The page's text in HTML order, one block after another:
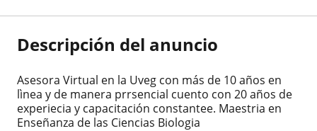
Descripción del anuncio
Asesora Virtual en la Uveg con más de 10 años en
lìnea y de manera prrsencial cuento con 20 años de
experiecia y capacitación constantee. Maestria en
Enseñanza de las Ciencias Biologia